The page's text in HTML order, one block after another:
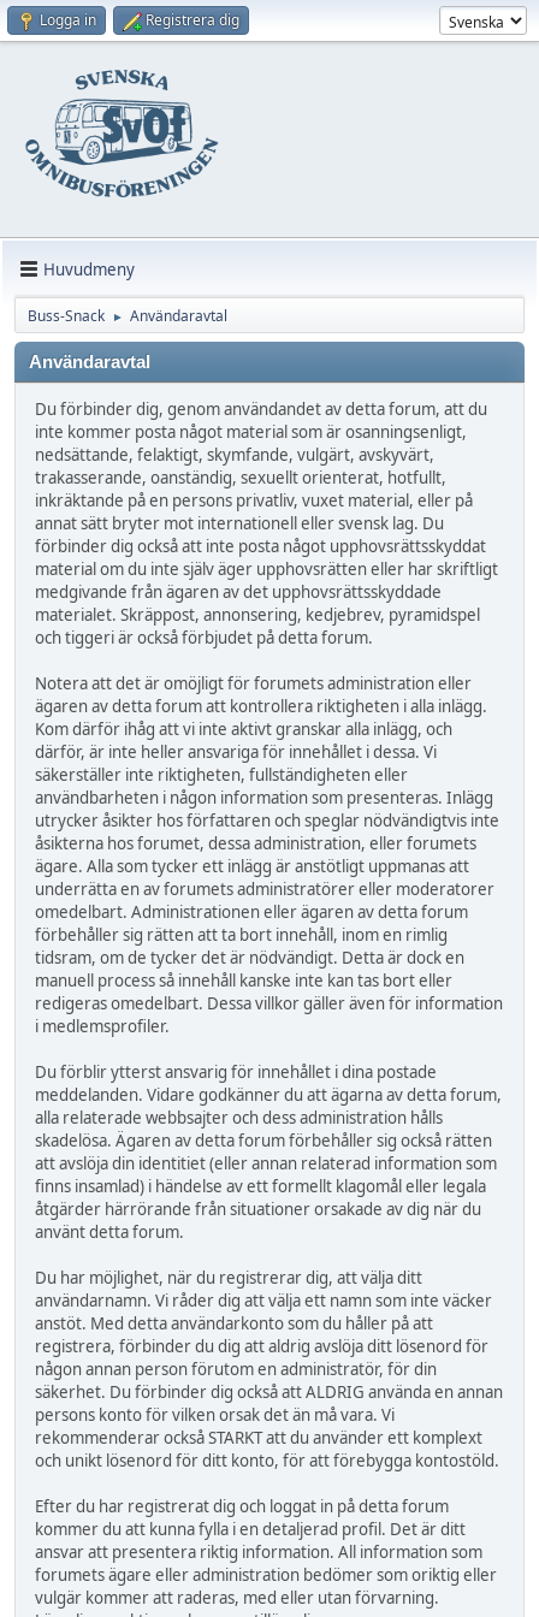
Logga in Registrera dig
Huvudmeny
Buss-Snack ► Användaravtal
Användaravtal
Du förbinder dig, genom användandet av detta forum, att du
inte kommer posta något material som är osanningsenligt,
nedsättande, felaktigt, skymfande, vulgärt, avskyvärt,
trakasserande, oanständig, sexuellt orienterat, hotfullt,
inkräktande på en persons privatliv, vuxet material, eller på
annat sätt bryter mot internationell eller svensk lag. Du
förbinder dig också att inte posta något upphovsrättsskyddat
material om du inte själv äger upphovsrätten eller har skriftligt
medgivande från ägaren av det upphovsrättsskyddade
materialet. Skräppost, annonsering, kedjebrev, pyramidspel
och tiggeri är också förbjudet på detta forum.
Notera att det är omöjligt för forumets administration eller
ägaren av detta forum att kontrollera riktigheten i alla inlägg.
Kom därför ihåg att vi inte aktivt granskar alla inlägg, och
därför, är inte heller ansvariga för innehållet i dessa. Vi
säkerställer inte riktigheten, fullständigheten eller
användbarheten i någon information som presenteras. Inlägg
utrycker åsikter hos författaren och speglar nödvändigtvis inte
åsikterna hos forumet, dessa administration, eller forumets
ägare. Alla som tycker ett inlägg är anstötligt uppmanas att
underrätta en av forumets administratörer eller moderatorer
omedelbart. Administrationen eller ägaren av detta forum
förbehåller sig rätten att ta bort innehåll, inom en rimlig
tidsram, om de tycker det är nödvändigt. Detta är dock en
manuell process så innehåll kanske inte kan tas bort eller
redigeras omedelbart. Dessa villkor gäller även för information
i medlemsprofiler.
Du förblir ytterst ansvarig för innehållet i dina postade
meddelanden. Vidare godkänner du att ägarna av detta forum,
alla relaterade webbsajter och dess administration hålls
skadelösa. Ägaren av detta forum förbehåller sig också rätten
att avslöja din identitiet (eller annan relaterad information som
finns insamlad) i händelse av ett formellt klagomål eller legala
åtgärder härrörande från situationer orsakade av dig när du
använt detta forum.
Du har möjlighet, när du registrerar dig, att välja ditt
användarnamn. Vi råder dig att välja ett namn som inte väcker
anstöt. Med detta användarkonto som du håller på att
registrera, förbinder du dig att aldrig avslöja ditt lösenord för
någon annan person förutom en administratör, för din
säkerhet. Du förbinder dig också att ALDRIG använda en annan
persons konto för vilken orsak det än må vara. Vi
rekommenderar också STARKT att du använder ett komplext
och unikt lösenord för ditt konto, för att förebygga kontostöld.
Efter du har registrerat dig och loggat in på detta forum
kommer du att kunna fylla i en detaljerad profil. Det är ditt
ansvar att presentera riktig information. All information som
forumets ägare eller administration bedömer som oriktig eller
vulgär kommer att raderas, med eller utan förvarning.